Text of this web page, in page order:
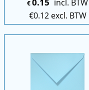
€
incl. BTW
€0.12 excl. BTW